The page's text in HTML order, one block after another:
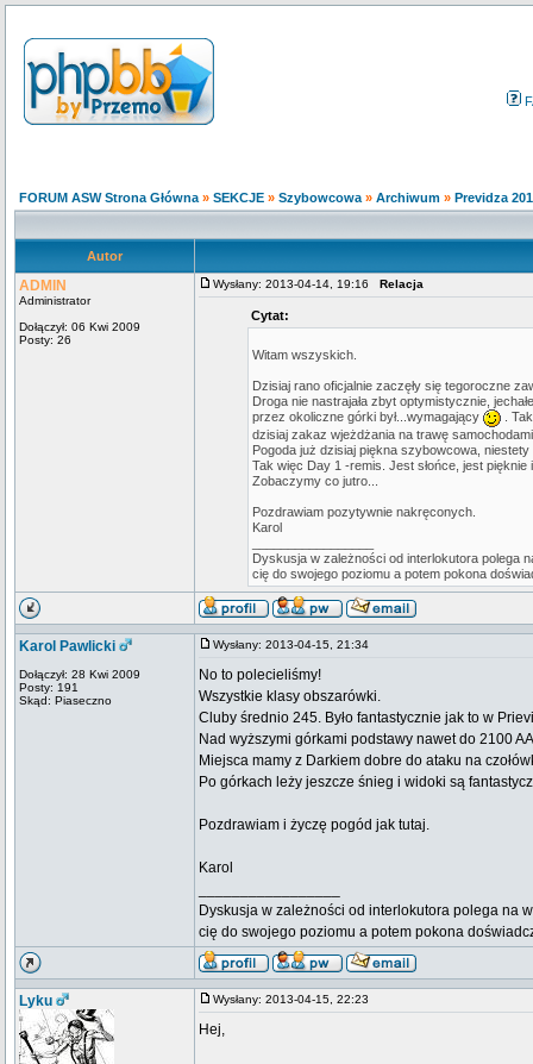
FORUM ASW Strona Główna » SEKCJE » Szybowcowa » Archiwum » Previdza
Autor
ADMIN
Administrator
Dołączył: 06 Kwi 2009
Posty: 26
Wysłany: 2013-04-14, 19:16 Relacja
Cytat:
Witam wszyskich.
Dzisiaj rano oficjalnie zaczęły się tegoroczne
Droga nie nastrajała zbyt optymistycznie,
przez okoliczne górki był...wymagający
.
dzisiaj zakaz wjeżdżania na trawę
Pogoda już dzisiaj piękna szybowcowa,
Tak więc Day 1 -remis. Jest słońce, jest
Zobaczymy co jutro...
Pozdrawiam pozytywnie nakręconych.
Karol
Dyskusja w zależności od interlokutora polega
cię do swojego poziomu a potem pokona
Karol Pawlicki
Dołączył: 28 Kwi 2009
Posty: 191
Skąd: Piaseczno
Wysłany: 2013-04-15, 21:34
No to polecieliśmy!
Wszystkie klasy obszarówki.
Cluby średnio 245. Było fantastycznie jak to w
Nad wyższymi górkami podstawy nawet do 2100
Miejsca mamy z Darkiem dobre do ataku na
Po górkach leży jeszcze śnieg i widoki są
Pozdrawiam i życzę pogód jak tutaj.
Karol
Dyskusja w zależności od interlokutora polega na
cię do swojego poziomu a potem pokona
Lyku Wysłany: 2013-04-15, 22:23
Hej,